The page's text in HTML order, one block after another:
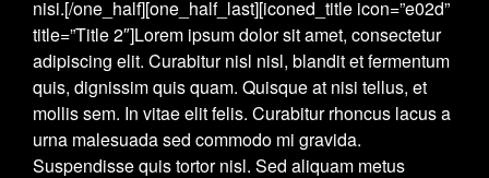
nisi.[/one_half][one_half_last][iconed_title icon=”e02d”
title=”Title 2″]Lorem ipsum dolor sit amet, consectetur
adipiscing elit. Curabitur nisl nisl, blandit et fermentum
quis, dignissim quis quam. Quisque at nisi tellus, et
mollis sem. In vitae elit felis. Curabitur rhoncus lacus a
urna malesuada sed commodo mi gravida.
Suspendisse quis tortor nisl. Sed aliquam metus